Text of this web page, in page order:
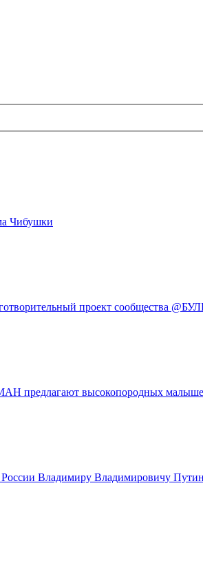
Чибушки
проект сообщества
предлагают высокопородных
Владимиру Владимировичу